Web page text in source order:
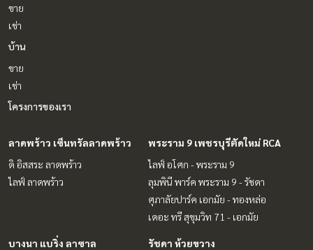
ขาย
เช่า
บ้าน
ขาย
เช่า
โครงการของเรา
ลาดพร้าว เซ็นทรัลลาดพร้าว
ดิ อิสสระ ลาดพร้าว
ไลฟ์ ลาดพร้าว
พระราม 9 เพชรบุรีตัดใหม่ RCA
ไลฟ์ อโศก - พระราม 9
ลุมพินี พาร์ค พระราม 9 - รัชดา
ศุภาลัยปาร์ค เอกมัย - ทองหล่อ
เดอะ ทรี สุขุมวิท 71 - เอกมัย
บางนา แบริ่ง ลาซาล
รัชดา ห้วยขวาง